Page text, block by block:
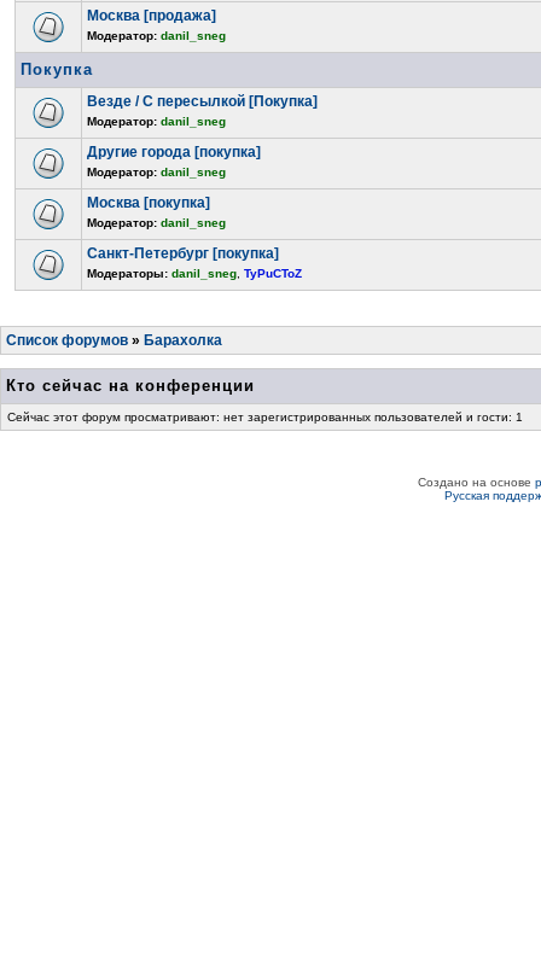
Москва [продажа]
Модератор: danil_sneg
Покупка
Везде / С пересылкой [Покупка]
Модератор: danil_sneg
Другие города [покупка]
Модератор: danil_sneg
Москва [покупка]
Модератор: danil_sneg
Санкт-Петербург [покупка]
Модераторы: danil_sneg TyPuCToZ
Список форумов » Барахолка
Кто сейчас на конференции
Сейчас этот форум просматривают: нет зарегистрированных пользователей и гости: 1
Создано на основе
Русская